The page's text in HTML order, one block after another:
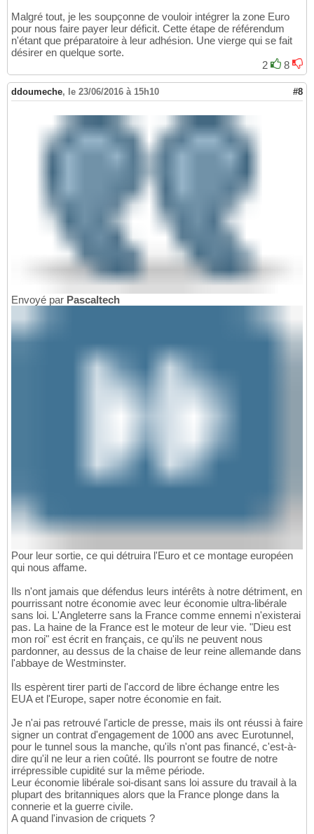
Malgré tout, je les soupçonne de vouloir intégrer la zone Euro
pour nous faire payer leur déficit. Cette étape de référendum
n'étant que préparatoire à leur adhésion. Une vierge qui se fait
désirer en quelque sorte.
2
8
ddoumeche, le 23/06/2016 à 15h10 #8
Envoyé par Pascaltech
Pour leur sortie, ce qui détruira l'Euro et ce montage européen
qui nous affame.
Ils n'ont jamais que défendus leurs intérêts à notre détriment, en
pourrissant notre économie avec leur économie ultra-libérale
sans loi. L'Angleterre sans la France comme ennemi n'existerai
pas. La haine de la France est le moteur de leur vie. "Dieu est
mon roi" est écrit en français, ce qu'ils ne peuvent nous
pardonner, au dessus de la chaise de leur reine allemande dans
l'abbaye de Westminster.
Ils espèrent tirer parti de l'accord de libre échange entre les
EUA et l'Europe, saper notre économie en fait.
Je n'ai pas retrouvé l'article de presse, mais ils ont réussi à faire
signer un contrat d'engagement de 1000 ans avec Eurotunnel,
pour le tunnel sous la manche, qu'ils n'ont pas financé, c'est-à-
dire qu'il ne leur a rien coûté. Ils pourront se foutre de notre
irrépressible cupidité sur la même période.
Leur économie libérale soi-disant sans loi assure du travail à la
plupart des britanniques alors que la France plonge dans la
connerie et la guerre civile.
A quand l'invasion de criquets ?